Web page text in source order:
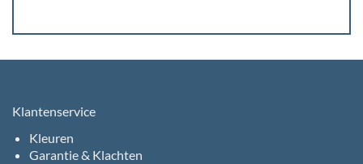
Klantenservice
Kleuren
Garantie & Klachten